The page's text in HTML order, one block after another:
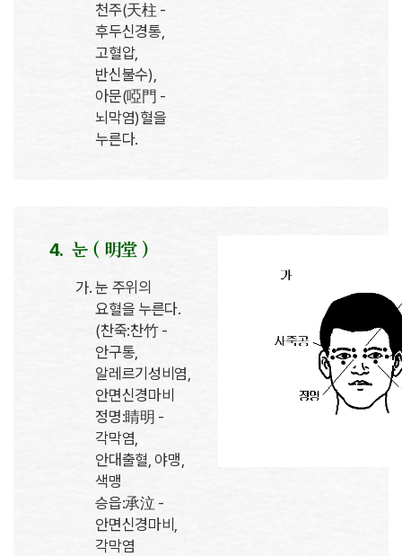
천주(天柱 -
후두신경통,
고혈압,
반신불수),
아문(啞門 -
뇌막염)혈을
누른다.
눈 ( 明堂 )
눈 주위의
요혈을 누른다.
(찬죽:찬竹 -
안구통,
알레르기성비염,
안면신경마비
정명:睛明 -
각막염,
안대출혈, 야맹,
색맹
승읍:承泣 -
안면신경마비,
각막염